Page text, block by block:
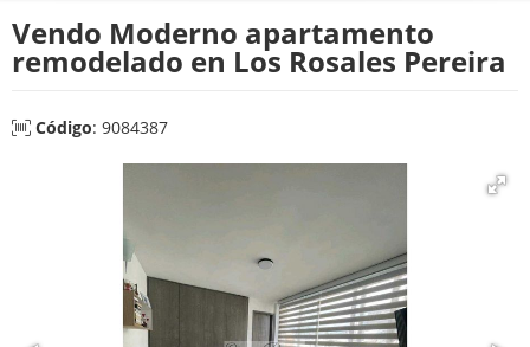
Vendo Moderno apartamento
remodelado en Los Rosales Pereira
Código: 9084387